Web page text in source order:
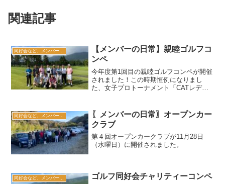
関連記事
【メンバーの日常】親睦ゴルフコ
ンペ
今年度第1回目の親睦ゴルフコンペが開催
されました！この時期恒例になりまし
た、女子プロトーナメント「CATレディ
に苦戦しながらも、楽しくラウンド♪箱根
は割と涼しかったの...
〖メンバーの日常〗オープンカー
クラブ
第４回オープンカークラブが11月28日
（水曜日）に開催されました。
ゴルフ同好会チャリティーコンペ